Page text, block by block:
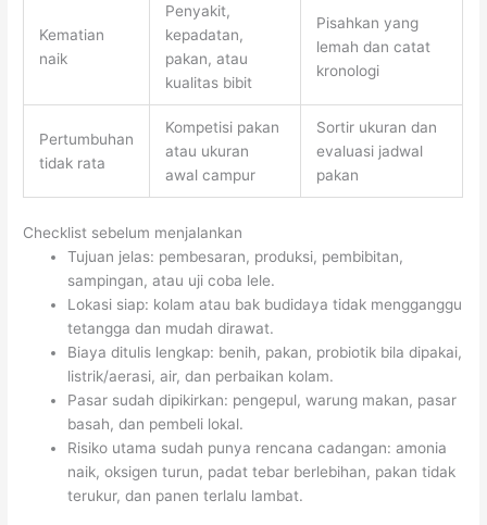
Kematian
naik
Penyakit,
kepadatan,
pakan, atau
kualitas bibit
Pisahkan yang
lemah dan catat
kronologi
Pertumbuhan
tidak rata
Kompetisi pakan
atau ukuran
awal campur
Sortir ukuran dan
evaluasi jadwal
pakan
Checklist sebelum menjalankan
Tujuan jelas: pembesaran, produksi, pembibitan,
sampingan, atau uji coba lele.
Lokasi siap: kolam atau bak budidaya tidak mengganggu
tetangga dan mudah dirawat.
Biaya ditulis lengkap: benih, pakan, probiotik bila dipakai,
listrik/aerasi, air, dan perbaikan kolam.
Pasar sudah dipikirkan: pengepul, warung makan, pasar
basah, dan pembeli lokal.
Risiko utama sudah punya rencana cadangan: amonia
naik, oksigen turun, padat tebar berlebihan, pakan tidak
terukur, dan panen terlalu lambat.